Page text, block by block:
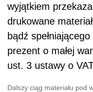
wyjątkiem
drukowane
bądź
prezent o małej
ust. 3 ustawy o
Dalszy ciąg materiału pod